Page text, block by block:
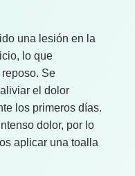
una lesión en la
lo que
Se
el dolor
los primeros días.
dolor, por lo
aplicar una toalla